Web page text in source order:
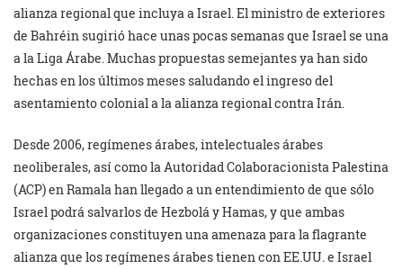
alianza regional que incluya a Israel. El ministro de exteriores
de Bahréin sugirió hace unas pocas semanas que Israel se una
a la Liga Árabe. Muchas propuestas semejantes ya han sido
hechas en los últimos meses saludando el ingreso del
asentamiento colonial a la alianza regional contra Irán.
Desde 2006, regímenes árabes, intelectuales árabes
neoliberales, así como la Autoridad Colaboracionista Palestina
(ACP) en Ramala han llegado a un entendimiento de que sólo
Israel podrá salvarlos de Hezbolá y Hamas, y que ambas
organizaciones constituyen una amenaza para la flagrante
alianza que los regímenes árabes tienen con EE.UU. e Israel